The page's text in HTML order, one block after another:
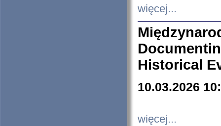
więcej...
Historical
10.03.2026
więcej...